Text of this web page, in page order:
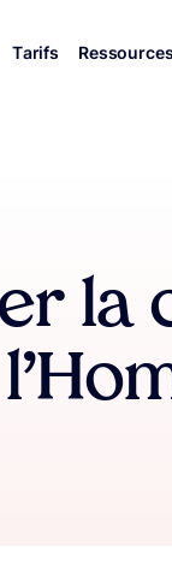
Tarifs Ressources
la